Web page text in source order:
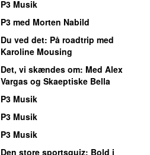
P3 Musik
P3 med Morten Nabild
Du ved det: På roadtrip med
Karoline Mousing
Det, vi skændes om: Med Alex
Vargas og Skaeptiske Bella
P3 Musik
P3 Musik
P3 Musik
Den store sportsquiz: Bold i